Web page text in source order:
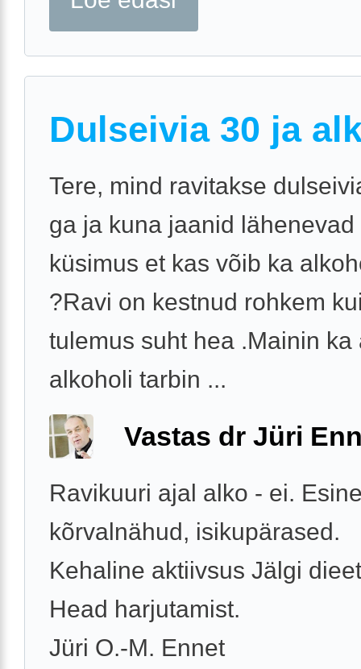
Dulseivia 30 ja
Tere, mind ravitakse
ga ja kuna jaanid
küsimus et kas võib ka
?Ravi on kestnud rohkem
tulemus suht hea .Mainin ka
alkoholi tarbin ...
Vastas dr Jüri
Ravikuuri ajal alko - ei.
kõrvalnähud, isikupärased.
Kehaline aktiivsus Jälgi
Head harjutamist.
Jüri O.-M. Ennet